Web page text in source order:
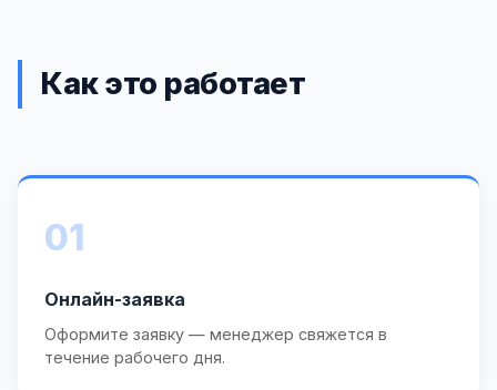
Как это работает
01
Онлайн-заявка
Оформите заявку — менеджер свяжется в
течение рабочего дня.